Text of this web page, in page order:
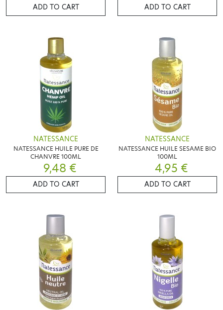
ADD TO CART ADD TO CART
NATESSANCE
NATESSANCE HUILE PURE DE
CHANVRE 100ML
9,48 €
ADD TO CART
NATESSANCE
NATESSANCE HUILE SESAME BIO
100ML
4,95 €
ADD TO CART